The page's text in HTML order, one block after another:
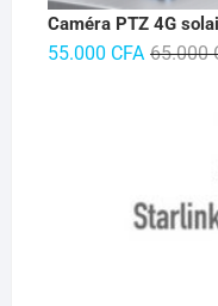
Caméra PTZ 4G
65.000
55.000 CFA